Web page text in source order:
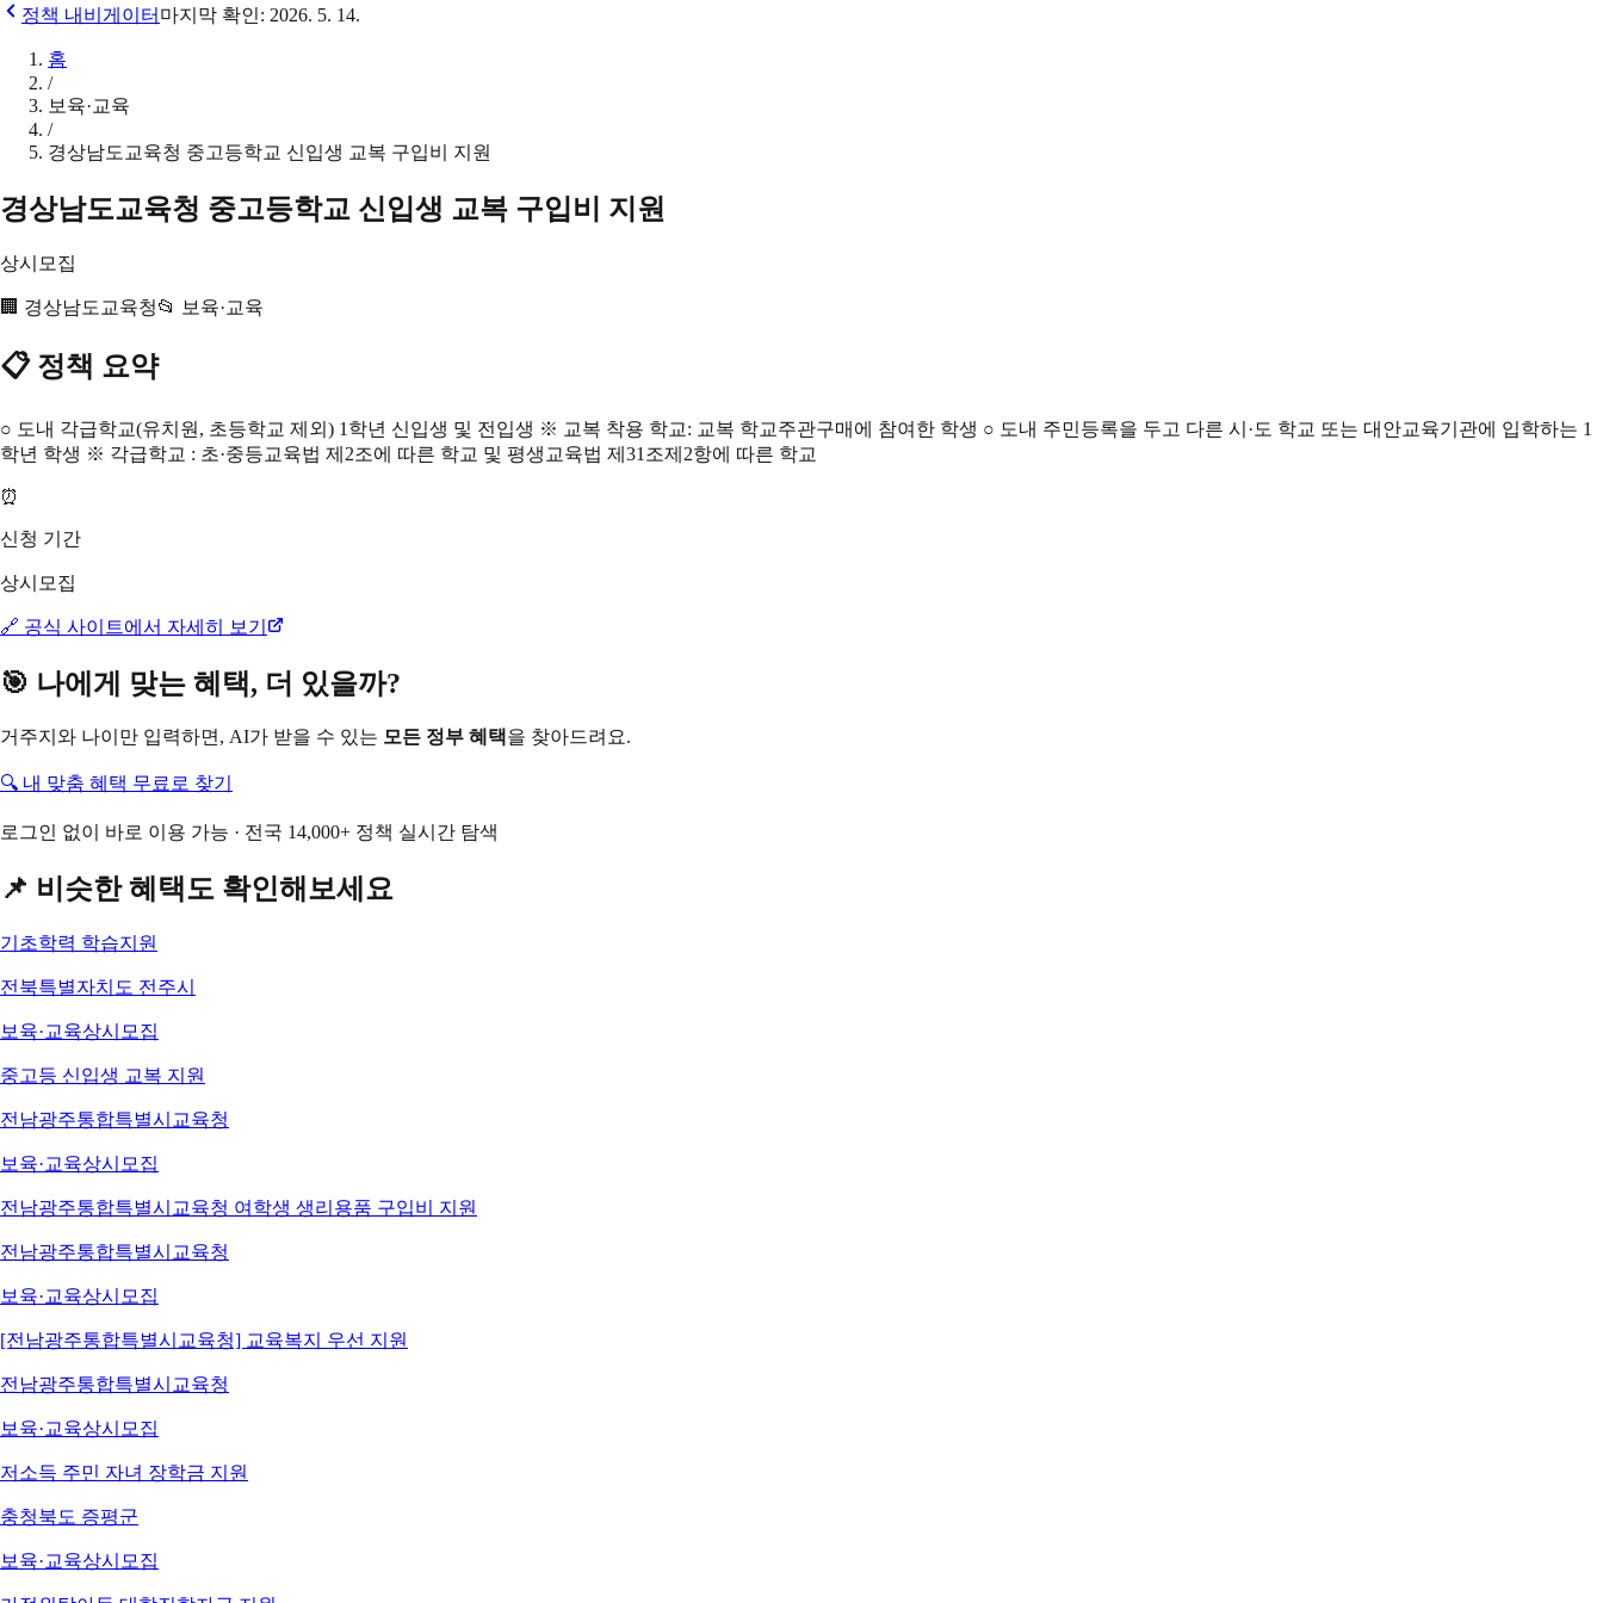
정책 내비게이터 마지막 확인: 2026. 5. 14.
홈
/
보육·교육
/
경상남도교육청 중고등학교 신입생 교복 구입비 지원
경상남도교육청 중고등학교 신입생 교복 구입비 지원
상시모집
🏢 경상남도교육청📂 보육·교육
📋 정책 요약
○ 도내 각급학교(유치원, 초등학교 제외) 1학년 신입생 및 전입생 ※ 교복 착용 학교: 교복 학교주관구매에 참여한 학생 ○ 도내 주민등록을 두고 다른 시·도 학교 또는 대안교육기관에 입학하는 1
학년 학생 ※ 각급학교 : 초·중등교육법 제2조에 따른 학교 및 평생교육법 제31조제2항에 따른 학교
⏰
신청 기간
상시모집
🔗 공식 사이트에서 자세히 보기
🎯 나에게 맞는 혜택, 더 있을까?
거주지와 나이만 입력하면, AI가 받을 수 있는 모든 정부 혜택을 찾아드려요.
🔍 내 맞춤 혜택 무료로 찾기
로그인 없이 바로 이용 가능 · 전국 14,000+ 정책 실시간 탐색
📌 비슷한 혜택도 확인해보세요
기초학력 학습지원
전북특별자치도 전주시
보육·교육상시모집
중고등 신입생 교복 지원
전남광주통합특별시교육청
보육·교육상시모집
전남광주통합특별시교육청 여학생 생리용품 구입비 지원
전남광주통합특별시교육청
보육·교육상시모집
[전남광주통합특별시교육청] 교육복지 우선 지원
전남광주통합특별시교육청
보육·교육상시모집
저소득 주민 자녀 장학금 지원
충청북도 증평군
보육·교육상시모집